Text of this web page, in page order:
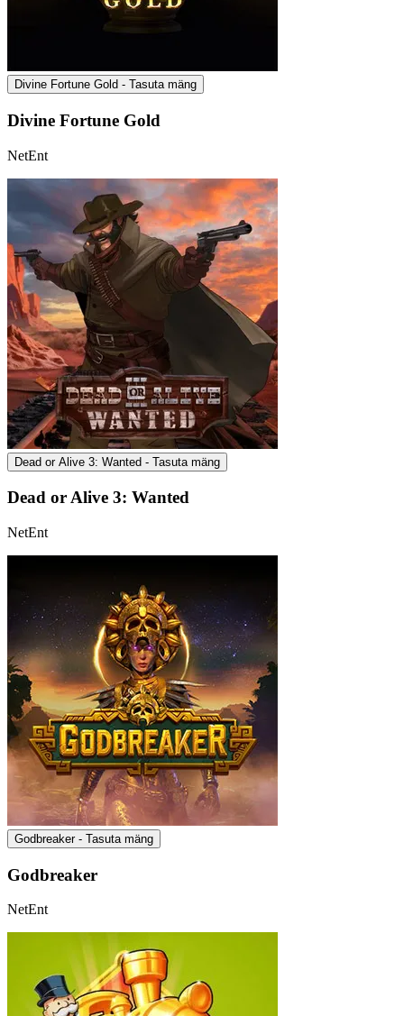
Divine Fortune Gold - Tasuta mäng
Divine Fortune Gold
NetEnt
Dead or Alive 3: Wanted - Tasuta mäng
Dead or Alive 3: Wanted
NetEnt
Godbreaker - Tasuta mäng
Godbreaker
NetEnt